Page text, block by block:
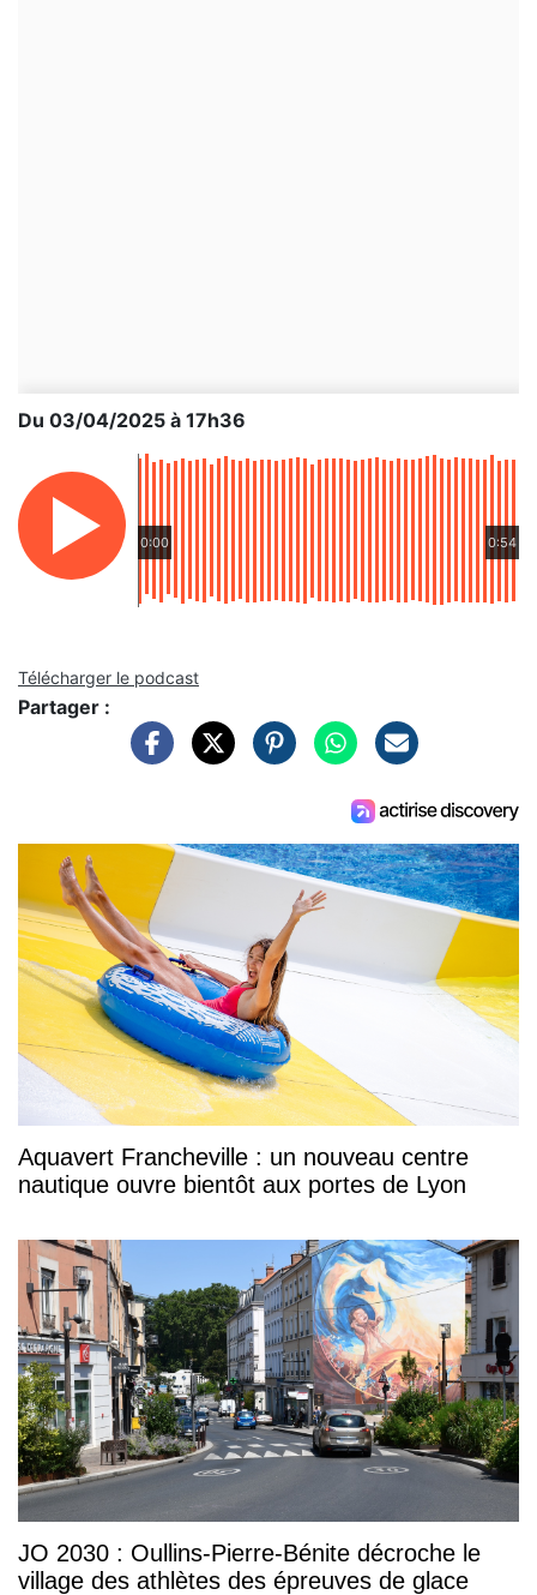
Du 03/04/2025 à 17h36
0:00 0:54
Télécharger le podcast
Partager :
Aquavert Francheville : un nouveau centre
nautique ouvre bientôt aux portes de Lyon
JO 2030 : Oullins-Pierre-Bénite décroche le
village des athlètes des épreuves de glace